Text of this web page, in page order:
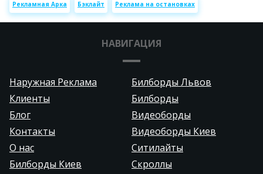
Рекламная Арка Бэклайт Реклама на остановках
НАВИГАЦИЯ
Наружная Реклама
Билборды Львов
Клиенты
Билборды
Блог
Видеоборды
Контакты
Видеоборды Киев
О нас
Ситилайты
Билборды Киев
Скроллы